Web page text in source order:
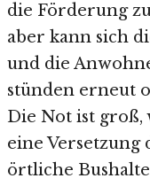
die Förderung
aber kann sich
und die
stünden erneut
Die Not ist groß,
eine Versetzung
örtliche